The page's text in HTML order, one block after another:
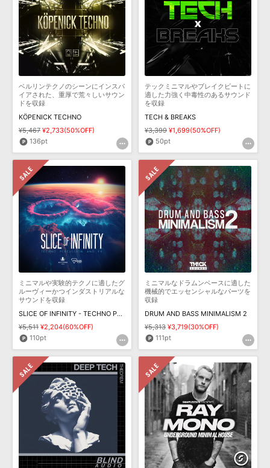
ベルリンテクノのシーンにインスパ
イアされた、重厚で荒々しいサウン
ドを収録
KÖPENICK TECHNO
¥5,467 ¥2,733(50%OFF)
136pt
テックミニマルやブレイクビートに
適した力強く中毒性のあるサウンド
を収録
TECH & BREAKS
¥3,399 ¥1,699(50%OFF)
50pt
ミニマルや実験的テクノに適したグ
ルーヴィーかつインダストリアルな
サウンドを収録
SLICE OF INFINITY - TECHNO PERCUSSION AND FX
¥5,511 ¥2,204(60%OFF)
110pt
ミニマルなドラムンベースに適した
機械的でエッセンシャルなパーツを
収録
DRUM AND BASS MINIMALISM 2
¥5,313 ¥3,719(30%OFF)
111pt